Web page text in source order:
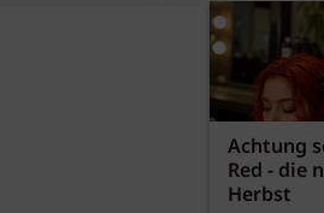
Achtung
Red - die
Herbst